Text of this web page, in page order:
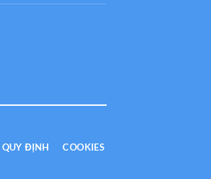
QUY ĐỊNH COOKIES